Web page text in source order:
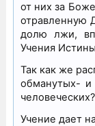
от них за
отравленную
долю лжи,
Учения
Так как же
обманутых- и
человеческих?
Учение дает